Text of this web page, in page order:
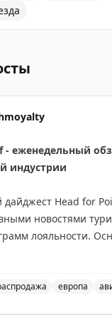
- еженедельный
индустрии
Head for
новостями
лояльности.
свой бизнес Apollo,
Airport.
европа